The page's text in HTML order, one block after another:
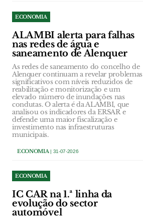
ECONOMIA
ALAMBI alerta para falhas
nas redes de água e
saneamento de Alenquer
As redes de saneamento do concelho de
Alenquer continuam a revelar problemas
significativos com níveis reduzidos de
reabilitação e monitorização e um
elevado número de inundações nas
condutas. O alerta é da ALAMBI, que
analisou os indicadores da ERSAR e
defende uma maior fiscalização e
investimento nas infraestruturas
municipais.
ECONOMIA| 31-07-2026
ECONOMIA
IC CAR na 1.ª linha da
evolução do sector
automóvel